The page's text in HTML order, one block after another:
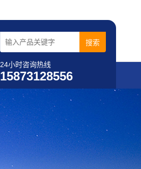
24小时咨询热线
15873128556